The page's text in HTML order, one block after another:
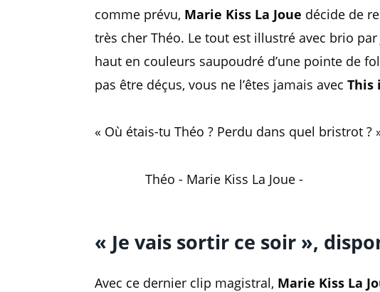
comme prévu, Marie Kiss La Joue décide de
très cher Théo. Le tout est illustré avec brio par
haut en couleurs saupoudré d’une pointe de
pas être déçus, vous ne l’êtes jamais avec This
« Où étais-tu Théo ? Perdu dans quel bristrot ?
Théo - Marie Kiss La Joue -
« Je vais sortir ce soir »,
Avec ce dernier clip magistral, Marie Kiss La